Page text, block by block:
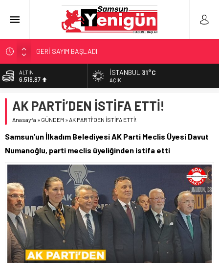
GERİ SAYIM BAŞLADI
SAMSUNSPOR’DA HEDEF 5’İNCİLİK!
‘BAFRA’YA YATIRIM YAPIN!’
YÖNETİCİ SEÇERKEN YAPILAN EN BÜYÜK HATALAR
ALTIN
6.519,97
13.798,82
DOLAR
55,0112
İSTANBUL 31°C
AÇIK
AK PARTİ’DEN İSTİFA ETTİ!
Anasayfa » GÜNDEM »AK PARTİ’DEN İSTİFA ETTİ!
Samsun’un İlkadım Belediyesi AK Parti Meclis Üyesi Davut
Numanoğlu, parti meclis üyeliğinden istifa etti